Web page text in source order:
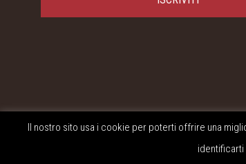
Il nostro sito usa i cookie per poterti offrire una
identificarti